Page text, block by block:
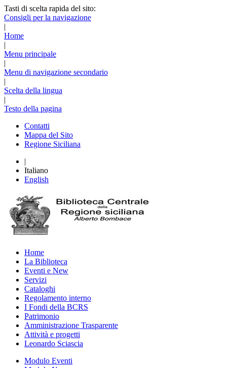
Tasti di scelta rapida del sito:
Consigli per la navigazione
|
Home
|
Menu principale
|
Menu di navigazione secondario
|
Scelta della lingua
|
Testo della pagina
Contatti
Mappa del Sito
Regione Siciliana
|
Italiano
English
Home
La Biblioteca
Eventi e New
Servizi
Cataloghi
Regolamento interno
I Fondi della BCRS
Patrimonio
Amministrazione Trasparente
Attività e progetti
Leonardo Sciascia
Modulo Eventi